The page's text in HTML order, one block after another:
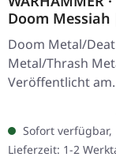
Doom Messiah
BROWN LP
Doom Metal/
Metal/Thrash
Veröffentlicht am
21.02.2022, auf
Elixirs Records.
Vinyl im noblen
Limitiert auf 400…
Sofort verfügbar,
Lieferzeit: 1-2